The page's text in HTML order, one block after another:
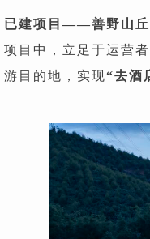
已建项目——善野山丘
项目中，立足于运营
游目的地，实现“去酒